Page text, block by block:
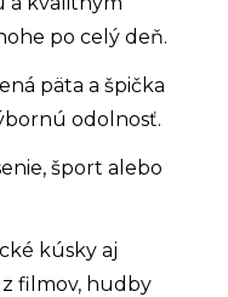
po celý deň.
päta a špička
odolnosť.
šport alebo
kúsky aj
filmov, hudby